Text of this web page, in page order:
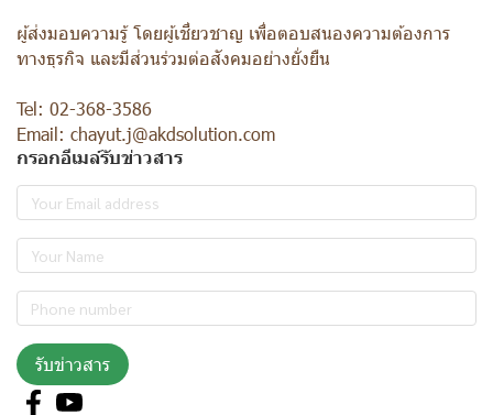
ผู้ส่งมอบความรู้ โดยผู้เชี่ยวชาญ เพื่อตอบสนองความต้องการ
ทางธุรกิจ และมีส่วนร่วมต่อสังคมอย่างยั่งยืน
Tel: 02-368-3586
Email: chayut.j@akdsolution.com
กรอกอีเมล์รับข่าวสาร
รับข่าวสาร